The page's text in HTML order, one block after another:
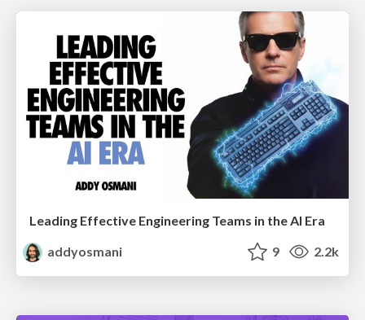
Leading Effective Engineering Teams in the AI Era
addyosmani
9 2.2k